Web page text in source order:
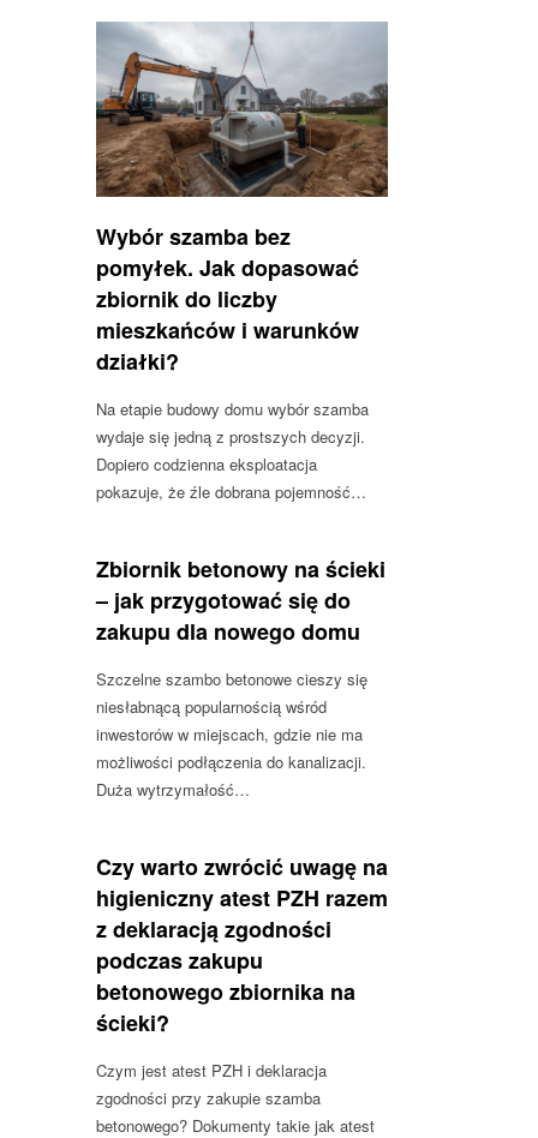
Wybór szamba bez
pomyłek. Jak dopasować
zbiornik do liczby
mieszkańców i warunków
działki?
Na etapie budowy domu wybór szamba
wydaje się jedną z prostszych decyzji.
Dopiero codzienna eksploatacja
pokazuje, że źle dobrana pojemność…
Zbiornik betonowy na ścieki
– jak przygotować się do
zakupu dla nowego domu
Szczelne szambo betonowe cieszy się
niesłabnącą popularnością wśród
inwestorów w miejscach, gdzie nie ma
możliwości podłączenia do kanalizacji.
Duża wytrzymałość…
Czy warto zwrócić uwagę na
higieniczny atest PZH razem
z deklaracją zgodności
podczas zakupu
betonowego zbiornika na
ścieki?
Czym jest atest PZH i deklaracja
zgodności przy zakupie szamba
betonowego? Dokumenty takie jak atest